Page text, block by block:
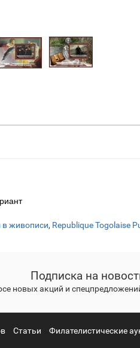
в живописи, Republique Togolaise
Подписка на
новых акций и
Статьи Филателистические